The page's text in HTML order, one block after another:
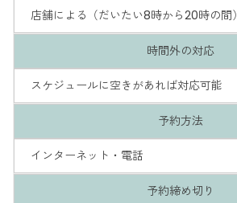
店舗による（だいたい8時から20時の間）
時間外の対応
スケジュールに空きがあれば対応可能
予約方法
インターネット・電話
予約締め切り